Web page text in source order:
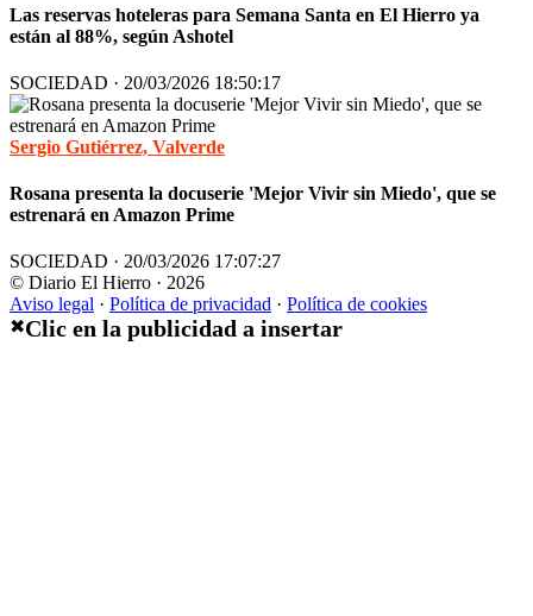
Las reservas hoteleras para Semana Santa en El Hierro ya
están al 88%, según Ashotel
SOCIEDAD · 20/03/2026 18:50:17
Sergio Gutiérrez, Valverde
Rosana presenta la docuserie 'Mejor Vivir sin Miedo', que se
estrenará en Amazon Prime
SOCIEDAD · 20/03/2026 17:07:27
© Diario El Hierro · 2026
Aviso legal · Política de privacidad · Política de cookies
✖Clic en la publicidad a insertar